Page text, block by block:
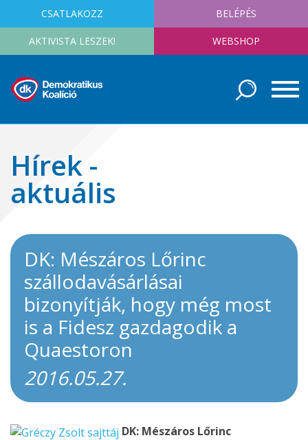
CSATLAKOZZ BELÉPÉS
AKTIVISTA LESZEK! WEBSHOP
Hírek -
aktuális
DK: Mészáros Lőrinc
szállodavásárlásai
bizonyítják, hogy még most
is a Fidesz gazdagodik a
Quaestoron
2016.05.27.
DK: Mészáros Lőrinc